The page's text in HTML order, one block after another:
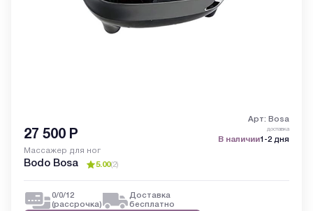
Арт: Bosa
27 500 Р доставка
В наличии1-2 дня
Массажер для ног
Bodo Bosa 5.00(2)
0/0/12
(рассрочка)
Доставка
бесплатно